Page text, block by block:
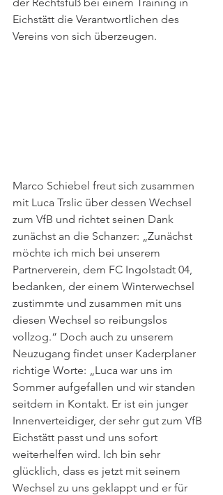
Eichstätt die Verantwortlichen des
Vereins von sich überzeugen.
Marco Schiebel freut sich zusammen
mit Luca Trslic über dessen Wechsel
zum VfB und richtet seinen Dank
zunächst an die Schanzer: „Zunächst
möchte ich mich bei unserem
Partnerverein, dem FC Ingolstadt 04,
bedanken, der einem Winterwechsel
zustimmte und zusammen mit uns
diesen Wechsel so reibungslos
vollzog.“ Doch auch zu unserem
Neuzugang findet unser Kaderplaner
richtige Worte: „Luca war uns im
Sommer aufgefallen und wir standen
seitdem in Kontakt. Er ist ein junger
Innenverteidiger, der sehr gut zum VfB
Eichstätt passt und uns sofort
weiterhelfen wird. Ich bin sehr
glücklich, dass es jetzt mit seinem
Wechsel zu uns geklappt und er für